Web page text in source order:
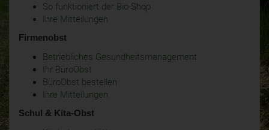
So funktioniert der Bio-Shop
Ihre Mitteilungen
Firmenobst
Betriebliches Gesundheitsmanagement
Ihr BüroObst
BüroObst bestellen
Ihre Mitteilungen
Schul & Kita-Obst